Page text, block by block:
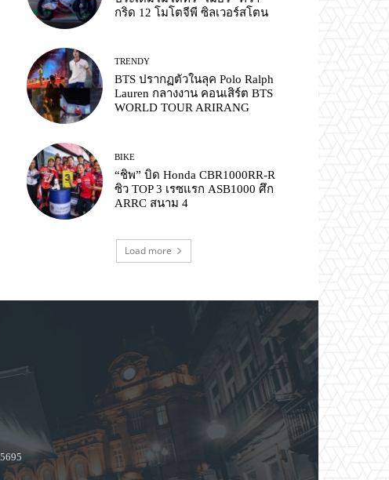
กริด 12 โมโตจีพี ซิลเวอร์สโตน
TRENDY
BTS ปรากฏตัวในลุค Polo Ralph
Lauren กลางงาน คอนเสิร์ต BTS
WORLD TOUR ARIRANG
BIKE
“ชิพ” บิด Honda CBR1000RR-R
ซิว TOP 3 เรซแรก ASB1000 ศึก
ARRC สนาม 4
Load more